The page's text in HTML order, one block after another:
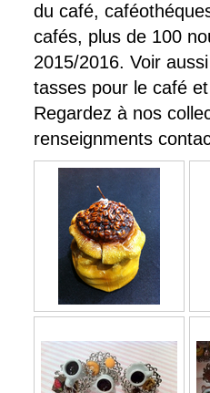
du café,
cafés, plus de 100
2015/2016. Voir
tasses pour le café
Regardez à nos
renseignments